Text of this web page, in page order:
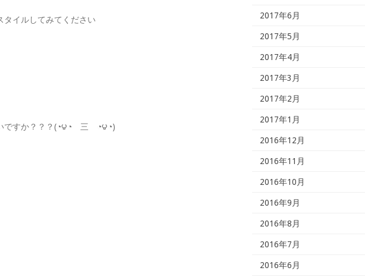
タイルしてみてください
いですか？？？(◔౪◔ 三 ◔౪◔)
2017年6月
2017年5月
2017年4月
2017年3月
2017年2月
2017年1月
2016年12月
2016年11月
2016年10月
2016年9月
2016年8月
2016年7月
2016年6月